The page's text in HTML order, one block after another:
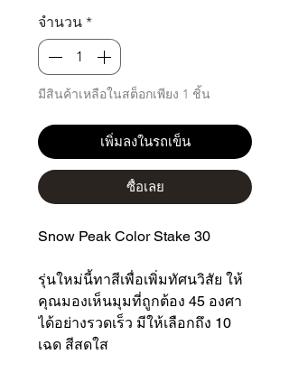
จำนวน *
มีสินค้าเหลือในสต็อกเพียง 1 ชิ้น
เพิ่มลงในรถเข็น
ซื้อเลย
Snow Peak Color Stake 30
รุ่นใหม่นี้ทาสีเพื่อเพิ่มทัศนวิสัย ให้
คุณมองเห็นมุมที่ถูกต้อง 45 องศา
ได้อย่างรวดเร็ว มีให้เลือกถึง 10
เฉด สีสดใส